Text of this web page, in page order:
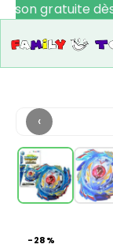
gratuite
‹
-28%